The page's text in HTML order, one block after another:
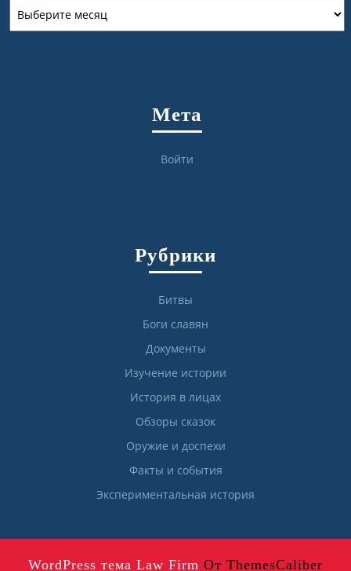
Мета
Войти
Рубрики
Битвы
Боги славян
Документы
Изучение истории
История в лицах
Обзоры сказок
Оружие и доспехи
Факты и события
Экспериментальная история
WordPress тема Law Firm От ThemesCaliber